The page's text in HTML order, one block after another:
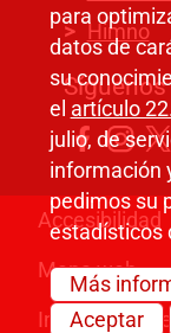
Himno
Síguenos
Pie de página
Accesibilidad
Mapa web
Información
para
datos de
su
el artículo
julio, de
información
pedimos su
estadísticos
Más
Aceptar